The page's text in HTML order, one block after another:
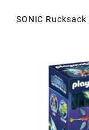
SONIC